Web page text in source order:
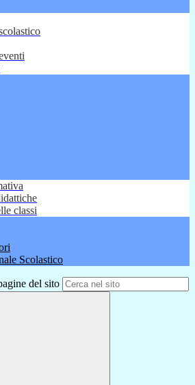
classi
Scolastico
del sito